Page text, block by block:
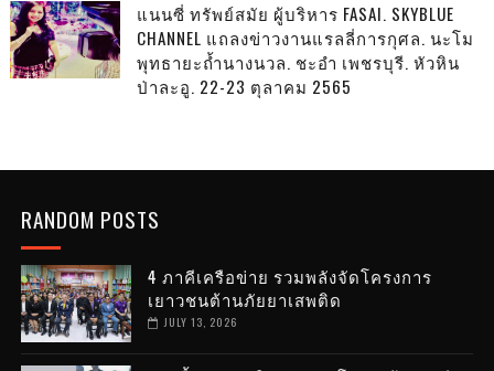
แนนซี่ ทรัพย์สมัย ผู้บริหาร FASAI. SKYBLUE
CHANNEL แถลงข่าวงานแรลลี่การกุศล. นะโม
พุทธายะถ้ำนางนวล. ชะอำ เพชรบุรี. หัวหิน
ป่าละอู. 22-23 ตุลาคม 2565
RANDOM POSTS
4 ภาคีเครือข่าย รวมพลังจัดโครงการ
เยาวชนต้านภัยยาเสพติด
JULY 13, 2026